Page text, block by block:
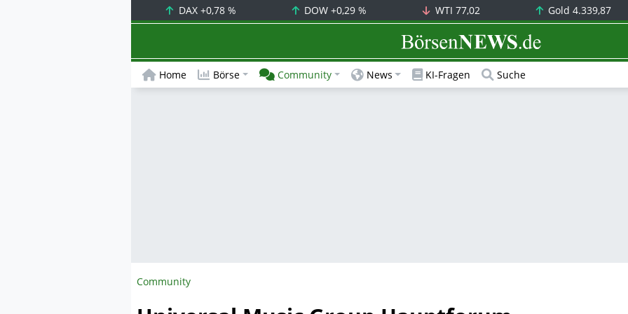
DAX +0,78 % DOW+0,29 % WTI 77,02 Gold4.339,87
BörsenNEWS.de
Home Börse Community News KI-Fragen Suche
Community